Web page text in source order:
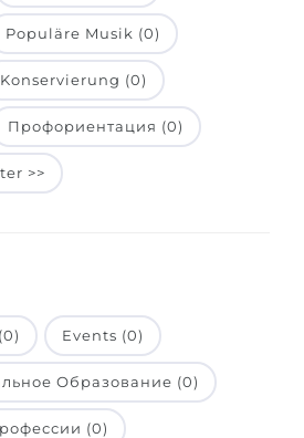
werden
Populäre Musik (0)
Konservierung (0)
Профориентация (0)
>>
Events (0)
Образование (0)
(0)